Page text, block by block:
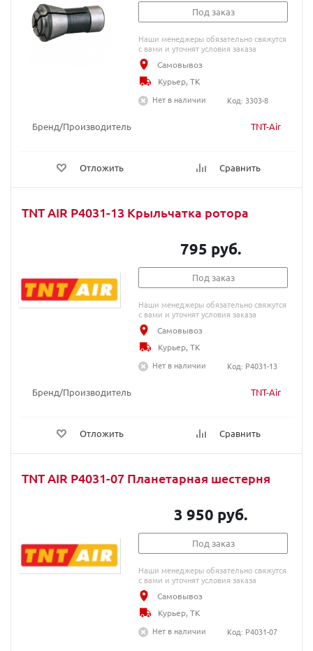
Бренд/Производитель TNT-Air
Отложить Сравнить
Под заказ
Наши менеджеры обязательно свяжутся
с вами и уточнят условия заказа
Самовывоз
Курьер, ТК
Нет в наличии
Код: 3303-8
TNT AIR P4031-13 Крыльчатка ротора
Бренд/Производитель TNT-Air
Отложить Сравнить
795 руб.
Под заказ
Наши менеджеры обязательно свяжутся
с вами и уточнят условия заказа
Самовывоз
Курьер, ТК
Нет в наличии
Код: P4031-13
TNT AIR P4031-07 Планетарная шестерня
3 950 руб.
Под заказ
Наши менеджеры обязательно свяжутся
с вами и уточнят условия заказа
Самовывоз
Курьер, ТК
Нет в наличии
Код: P4031-07